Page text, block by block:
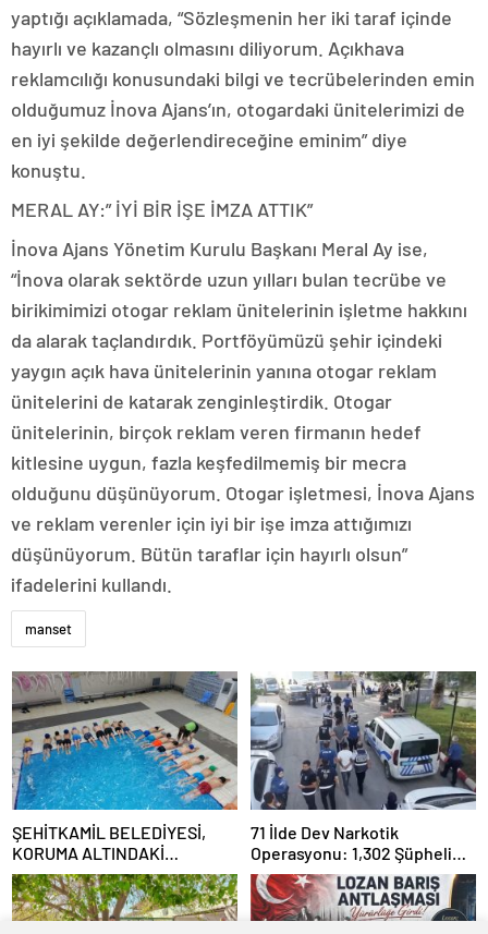
yaptığı açıklamada, “Sözleşmenin her iki taraf içinde
hayırlı ve kazançlı olmasını diliyorum. Açıkhava
reklamcılığı konusundaki bilgi ve tecrübelerinden emin
olduğumuz İnova Ajans’ın, otogardaki ünitelerimizi de
en iyi şekilde değerlendireceğine eminim” diye
konuştu.
MERAL AY:” İYİ BİR İŞE İMZA ATTIK”
İnova Ajans Yönetim Kurulu Başkanı Meral Ay ise,
“İnova olarak sektörde uzun yılları bulan tecrübe ve
birikimimizi otogar reklam ünitelerinin işletme hakkını
da alarak taçlandırdık. Portföyümüzü şehir içindeki
yaygın açık hava ünitelerinin yanına otogar reklam
ünitelerini de katarak zenginleştirdik. Otogar
ünitelerinin, birçok reklam veren firmanın hedef
kitlesine uygun, fazla keşfedilmemiş bir mecra
olduğunu düşünüyorum. Otogar işletmesi, İnova Ajans
ve reklam verenler için iyi bir işe imza attığımızı
düşünüyorum. Bütün taraflar için hayırlı olsun”
ifadelerini kullandı.
manset
ŞEHİTKAMİL BELEDİYESİ,
KORUMA ALTINDAKİ
ÇOCUKLARI SPORLA
BULUŞTURUYOR
71 İlde Dev Narkotik
Operasyonu: 1,302 Şüpheli
Yakalandı, 844 Tutuklama